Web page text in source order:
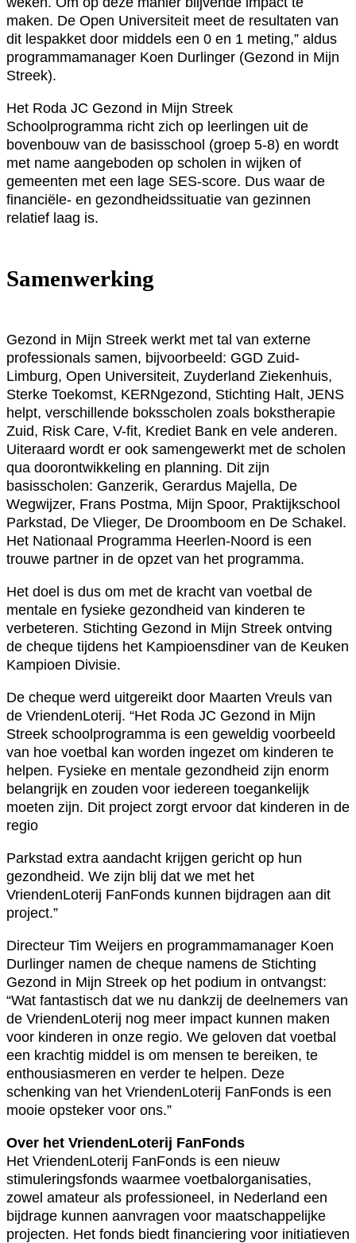
maken. De Open Universiteit meet de resultaten van
dit lespakket door middels een 0 en 1 meting,” aldus
programmamanager Koen Durlinger (Gezond in Mijn
Streek).
Het Roda JC Gezond in Mijn Streek
Schoolprogramma richt zich op leerlingen uit de
bovenbouw van de basisschool (groep 5-8) en wordt
met name aangeboden op scholen in wijken of
gemeenten met een lage SES-score. Dus waar de
financiële- en gezondheidssituatie van gezinnen
relatief laag is.
Samenwerking
Gezond in Mijn Streek werkt met tal van externe
professionals samen, bijvoorbeeld: GGD Zuid-
Limburg, Open Universiteit, Zuyderland Ziekenhuis,
Sterke Toekomst, KERNgezond, Stichting Halt, JENS
helpt, verschillende boksscholen zoals bokstherapie
Zuid, Risk Care, V-fit, Krediet Bank en vele anderen.
Uiteraard wordt er ook samengewerkt met de scholen
qua doorontwikkeling en planning. Dit zijn
basisscholen: Ganzerik, Gerardus Majella, De
Wegwijzer, Frans Postma, Mijn Spoor, Praktijkschool
Parkstad, De Vlieger, De Droomboom en De Schakel.
Het Nationaal Programma Heerlen-Noord is een
trouwe partner in de opzet van het programma.
Het doel is dus om met de kracht van voetbal de
mentale en fysieke gezondheid van kinderen te
verbeteren. Stichting Gezond in Mijn Streek ontving
de cheque tijdens het Kampioensdiner van de Keuken
Kampioen Divisie.
De cheque werd uitgereikt door Maarten Vreuls van
de VriendenLoterij. “Het Roda JC Gezond in Mijn
Streek schoolprogramma is een geweldig voorbeeld
van hoe voetbal kan worden ingezet om kinderen te
helpen. Fysieke en mentale gezondheid zijn enorm
belangrijk en zouden voor iedereen toegankelijk
moeten zijn. Dit project zorgt ervoor dat kinderen in de
regio
Parkstad extra aandacht krijgen gericht op hun
gezondheid. We zijn blij dat we met het
VriendenLoterij FanFonds kunnen bijdragen aan dit
project.”
Directeur Tim Weijers en programmamanager Koen
Durlinger namen de cheque namens de Stichting
Gezond in Mijn Streek op het podium in ontvangst:
“Wat fantastisch dat we nu dankzij de deelnemers van
de VriendenLoterij nog meer impact kunnen maken
voor kinderen in onze regio. We geloven dat voetbal
een krachtig middel is om mensen te bereiken, te
enthousiasmeren en verder te helpen. Deze
schenking van het VriendenLoterij FanFonds is een
mooie opsteker voor ons.”
Over het VriendenLoterij FanFonds
Het VriendenLoterij FanFonds is een nieuw
stimuleringsfonds waarmee voetbalorganisaties,
zowel amateur als professioneel, in Nederland een
bijdrage kunnen aanvragen voor maatschappelijke
projecten. Het fonds biedt financiering voor initiatieven